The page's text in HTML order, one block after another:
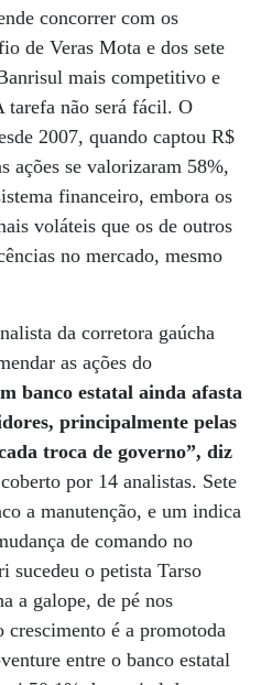
concorrer com os
de Veras Mota e dos sete
mais competitivo e
tarefa não será fácil. O
2007, quando captou R$
ações se valorizaram 58%,
financeiro, embora os
voláteis que os de outros
no mercado, mesmo
da corretora gaúcha
as ações do
banco estatal ainda afasta
principalmente pelas
troca de governo”, diz
por 14 analistas. Sete
a manutenção, e um indica
de comando no
sucedeu o petista Tarso
a galope, de pé nos
é a promotoda
entre o banco estatal